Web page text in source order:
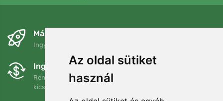
Az oldal sütiket
használ
Másnapra és ingyenesen
Ingyenes szállítás a következő összeg felett: 80 EUR
Ingyenes csere és visszaküldés
Rendelését 90 napon belül bármikor visszaküldheti vagy
kicserélheti.